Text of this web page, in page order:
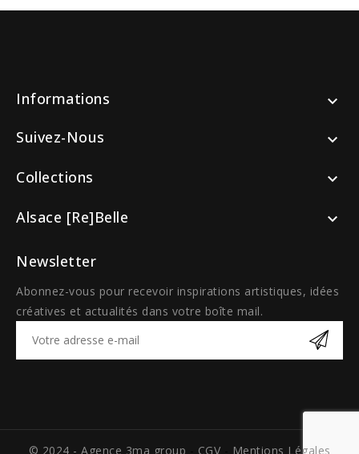
Informations

Suivez-Nous

Collections

Alsace [Re]Belle

Newsletter
Abonnez-vous pour recevoir inspirations artistiques, idées
créatives et actualités dans votre boîte mail.
© 2024 - Agence 3ma group CGV Mentions Légales